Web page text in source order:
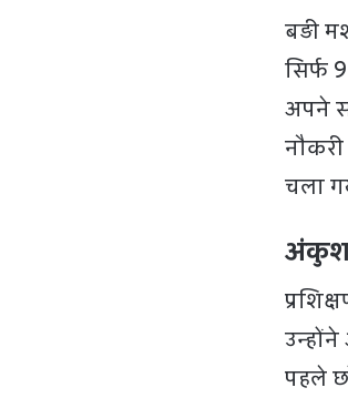
बड़ी
सिर्फ
अपने
चला
अंकुश
पहले